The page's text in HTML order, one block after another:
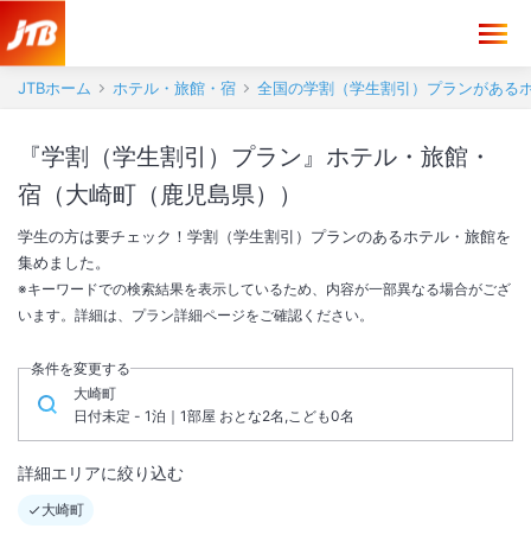
JTBホーム ホテル・旅館・宿 全国の学割（学生割引）プランがある
『学割（学生割引）プラン』ホテル・旅館・
宿（大崎町（鹿児島県））
学生の方は要チェック！学割（学生割引）プランのあるホテル・旅館を
集めました。
※キーワードでの検索結果を表示しているため、内容が一部異なる場合がござ
います。詳細は、プラン詳細ページをご確認ください。
条件を変更する
大崎町
日付未定 - 1泊｜1部屋 おとな2名,こども0名
詳細エリアに絞り込む
大崎町